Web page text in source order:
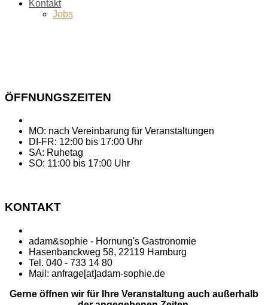
Kontakt
Jobs
ÖFFNUNGSZEITEN
MO: nach Vereinbarung für Veranstaltungen
DI-FR: 12:00 bis 17:00 Uhr
SA: Ruhetag
SO: 11:00 bis 17:00 Uhr
KONTAKT
adam&sophie - Hornung's Gastronomie
Hasenbanckweg 58, 22119 Hamburg
Tel. 040 - 733 14 80
Mail: anfrage[at]adam-sophie.de
Gerne öffnen wir für Ihre Veranstaltung auch außerhalb